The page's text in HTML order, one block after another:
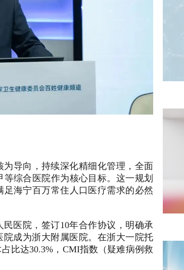
导向，持续深化精细化管理，全面
综合医院作为核心目标。这一规划
海宁百万常住人口医疗需求的必然
医院，签订10年合作协议，明确承
成为浙大附属医院。在浙大一院托
比达30.3%，CMI指数（疑难病例救